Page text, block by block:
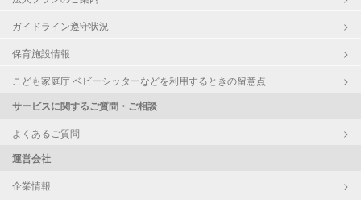
ガイドライン遵守状況
保育施設情報
こども家庭庁 ベビーシッターなどを利用するときの留意点
サービスに関するご質問・ご相談
よくあるご質問
運営会社
企業情報